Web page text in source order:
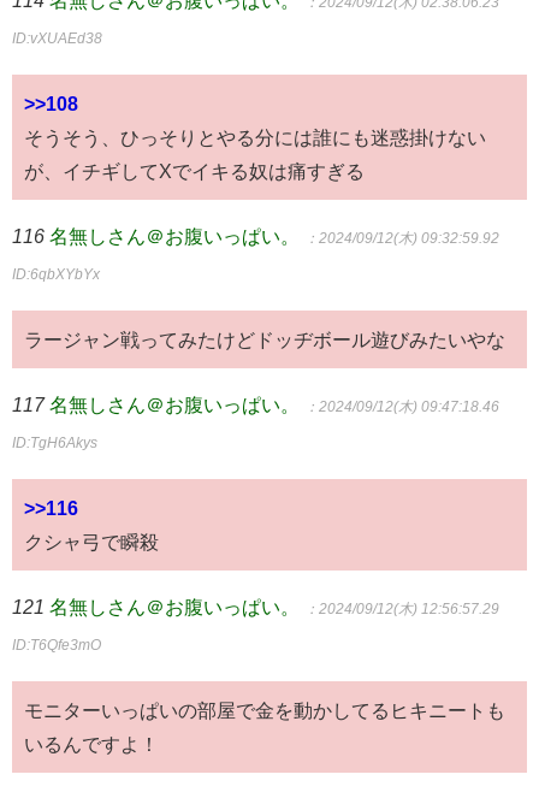
ID:vXUAEd38
>>108
そうそう、ひっそりとやる分には誰にも迷惑掛けない
が、イチギしてXでイキる奴は痛すぎる
116 名無しさん＠お腹いっぱい。 ：2024/09/12(木) 09:32:59.92
ID:6qbXYbYx
ラージャン戦ってみたけどドッヂボール遊びみたいやな
117 名無しさん＠お腹いっぱい。 ：2024/09/12(木) 09:47:18.46
ID:TgH6Akys
>>116
クシャ弓で瞬殺
121 名無しさん＠お腹いっぱい。 ：2024/09/12(木) 12:56:57.29
ID:T6Qfe3mO
モニターいっぱいの部屋で金を動かしてるヒキニートも
いるんですよ！